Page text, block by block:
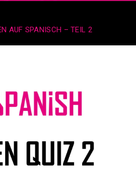
AUF SPANISCH – TEIL 2